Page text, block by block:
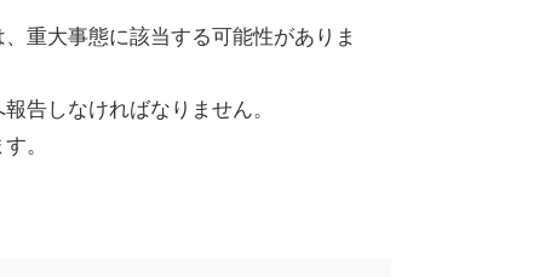
重大事態に該当する可能性がありま
告しなければなりません。
。